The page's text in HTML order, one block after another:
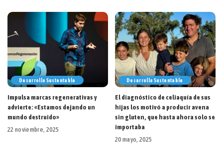
Desarrollo Sustentable
Impulsa marcas regenerativas y
advierte: «Estamos dejando un
mundo destruido»
22 noviembre, 2025
Desarrollo Sustentable
El diagnóstico de celiaquía de sus
hijas los motivó a producir avena
sin gluten, que hasta ahora solo se
importaba
20 mayo, 2025